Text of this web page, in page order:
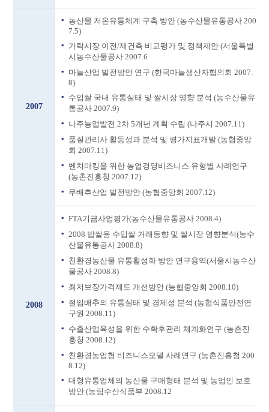
2007
농산물 저온유통체계 구축 방안 (농수산물유통공사 200
7.5)
가락시장 이전/재건축 비교평가 및 정책제안 (서울특별
시농수산물공사 2007.6
마늘산업 발전방안 연구 (한국마늘생산자협의회 2007.
8)
수입쌀 국내 유통실태 및 쌀시장 영향 분석 (농수산물유
통공사 2007.9)
나주농업발전 2차 5개년 계획 수립 (나주시 2007.11)
품질관리사 활동성과 분석 및 평가지표개발 (농협중앙
회 2007.11)
벤치마킹을 위한 농업경영비즈니스 유형별 사례연구
(농촌진흥청 2007.12)
무배추산업 발전방안 (농협중앙회 2007.12)
2008
FTA기금사업평가(농수산물유통공사 2008.4)
2008 밥쌀용 수입쌀 거래동향 및 쌀시장 영향분석(농수
산물유통공사 2008.8)
친환경농산물 유통활성화 방안 연구용역(서울시농수산
물공사 2008.8)
최저보장가격제도 개선방안 (농협중앙회 2008.10)
절임배추의 유통실태 및 경제성 분석 (농협식품안전연
구원 2008.11)
수출산업육성을 위한 수확후관리 체계화연구 (농촌진
흥청 2008.12)
친환경농업형 비즈니스모델 사례연구 (농촌진흥청 200
8.12)
대형유통업체의 농산물 구매형태 분석 및 농업인 보호
방안 (농림수산식품부 2008.12